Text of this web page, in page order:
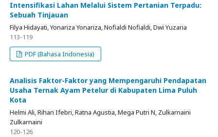
Intensifikasi Lahan Melalui Sistem Pertanian Terpadu:
Sebuah Tinjauan
Filya Hidayati, Yonariza Yonariza, Nofialdi Nofialdi, Dwi Yuzaria
113-119
PDF (Bahasa Indonesia)
Analisis Faktor-Faktor yang Mempengaruhi Pendapatan
Usaha Ternak Ayam Petelur di Kabupaten Lima Puluh
Kota
Helmi Ali, Rihan Ifebri, Ratna Agustia, Mega Putri N, Zulkarnaini
Zulkarnaini
120-126